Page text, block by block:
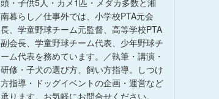
南暮らし／仕事外では、小学校PTA元会
長、学童野球チーム元監督、高等学校PTA
副会長、学童野球チーム代表、少年野球チ
ーム代表を務めています。／執筆・講演・
研修・子犬の選び方、飼い方指導。しつけ
方指導・ドッグイベントの企画・運営など
承ります。お気軽にお問合せください。